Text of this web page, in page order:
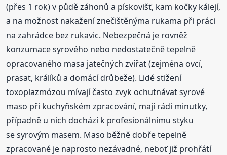
(přes 1 rok) v půdě záhonů a pískovišť, kam kočky kálejí,
a na možnost nakažení znečištěnýma rukama při práci
na zahrádce bez rukavic. Nebezpečná je rovněž
konzumace syrového nebo nedostatečně tepelně
opracovaného masa jatečných zvířat (zejména ovcí,
prasat, králíků a domácí drůbeže). Lidé stižení
toxoplazmózou mívají často zvyk ochutnávat syrové
maso při kuchyňském zpracování, mají rádi minutky,
případně u nich dochází k profesionálnímu styku
se syrovým masem. Maso běžně dobře tepelně
zpracované je naprosto nezávadné, neboť již prohřátí